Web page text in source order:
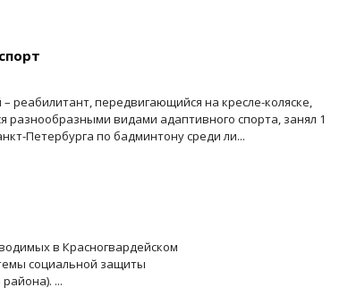
реабилитант, передвигающийся на кресле-коляске,
разнообразными видами адаптивного спорта, занял 1
Петербурга по бадминтону среди ли...
в Красногвардейском
социальной защиты
...